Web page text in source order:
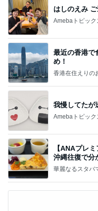
はしのえみ
Amebaトピック
最近の香港で
め！
香港在住えりの
我慢してたが
Amebaトピック
【ANAプレ
沖縄往復で分
華麗なるスタバ